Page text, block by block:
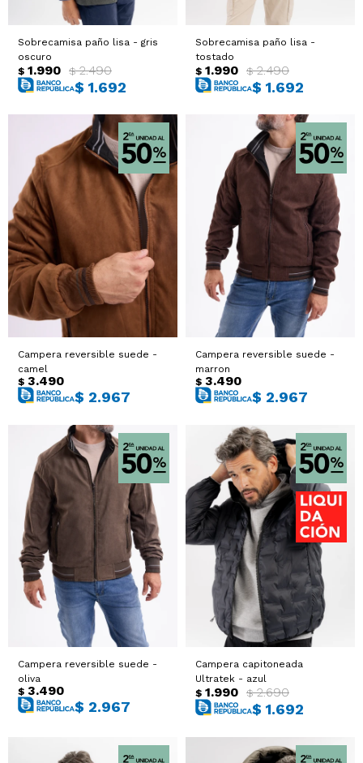
Sobrecamisa paño lisa - gris
oscuro
$ 1.990 $ 2.490
$ 1.692
Sobrecamisa paño lisa -
tostado
$ 1.990 $ 2.490
$ 1.692
Campera reversible suede -
camel
$ 3.490
$ 2.967
Campera reversible suede -
marron
$ 3.490
$ 2.967
Campera reversible suede -
oliva
$ 3.490
$ 2.967
Campera capitoneada
Ultratek - azul
$ 1.990 $ 2.690
$ 1.692